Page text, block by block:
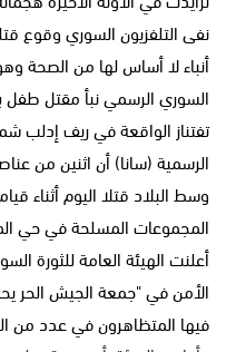
نفى التلفزيون السوري وقوع
أنباء لا أساس لها من الصحة
السوري الرسمي نبأ مقتل طفل
تفتناز الواقعة في ريف إدلب
الرسمية (سانا) أن اثنين من
وسط البلاد قتلا اليوم أثناء
المجموعات المسلحة في حي
الأمن في "جمعة الجيش الحر
فيها المتظاهرون في عدد من